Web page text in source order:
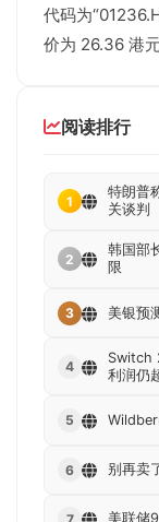
代码为
价为 26.36 港
阅读排行
1
特朗普
关谈判
2
韩国部
限
3 美银预
4
Switch
利润仍
5
6 别再卖
美联储